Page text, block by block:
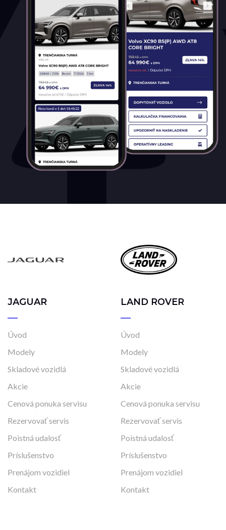
JAGUAR
Úvod
Modely
Skladové vozidlá
Akcie
Cenová ponuka servisu
Rezervovať servis
Poistná udalosť
Príslušenstvo
Prenájom vozidiel
Kontakt
LAND ROVER
Úvod
Modely
Skladové vozidlá
Akcie
Cenová ponuka servisu
Rezervovať servis
Poistná udalosť
Príslušenstvo
Prenájom vozidiel
Kontakt